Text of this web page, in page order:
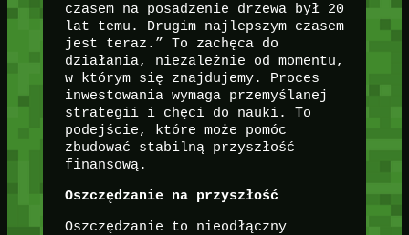
czasem na posadzenie drzewa był 20
lat temu. Drugim najlepszym czasem
jest teraz.” To zachęca do
działania, niezależnie od momentu,
w którym się znajdujemy. Proces
inwestowania wymaga przemyślanej
strategii i chęci do nauki. To
podejście, które może pomóc
zbudować stabilną przyszłość
finansową.
Oszczędzanie na przyszłość
Oszczędzanie to nieodłączny